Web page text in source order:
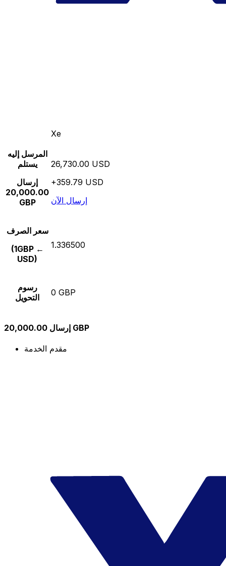
Xe
المرسل إليه
يستلم
إرسال
20,000.00
GBP
26,730.00 USD
+359.79 USD
إرسال الآن
سعر الصرف
(1GBP ←
USD)
1.336500
رسوم
التحويل
0 GBP
إرسال 20,000.00 GBP
مقدم الخدمة